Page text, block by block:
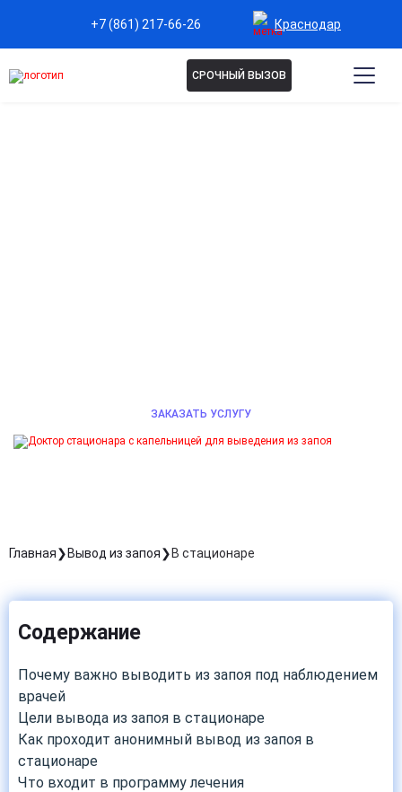
+7 (861) 217-66-26 Краснодар
СРОЧНЫЙ ВЫЗОВ
ЗАКАЗАТЬ УСЛУГУ
Главная Вывод из запоя В стационаре
Содержание
Почему важно выводить из запоя под наблюдением
врачей
Цели вывода из запоя в стационаре
Как проходит анонимный вывод из запоя в
стационаре
Что входит в программу лечения